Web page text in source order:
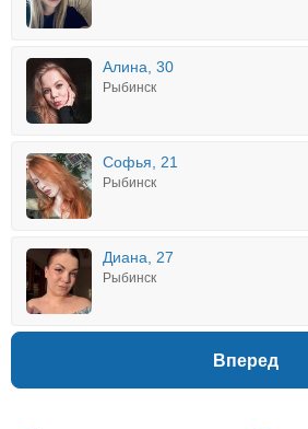
Алина, 30
Рыбинск
Софья, 21
Рыбинск
Диана, 27
Рыбинск
Вперед